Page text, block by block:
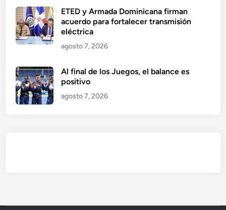
ETED y Armada Dominicana firman
acuerdo para fortalecer transmisión
eléctrica
agosto 7, 2026
Al final de los Juegos, el balance es
positivo
agosto 7, 2026